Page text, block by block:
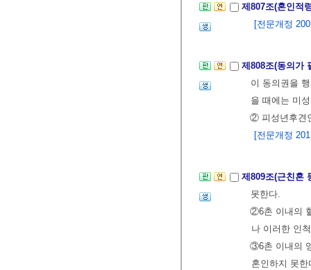
제807조(혼인적
[전문개정
제808조(동의가
이 동의권을
을 때에는 미
② 피성년후견
[전문개정
제809조(근친혼
못한다.
②6촌 이내의
나 이러한 인
③6촌 이내의
혼인하지 못한